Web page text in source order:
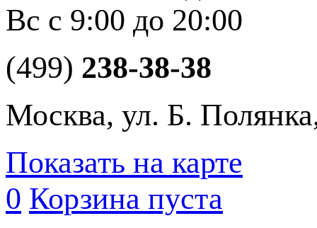
Вс с 9:00 до 20:00
(499) 238-38-38
Москва, ул. Б.
Показать на карте
0 Корзина пуста